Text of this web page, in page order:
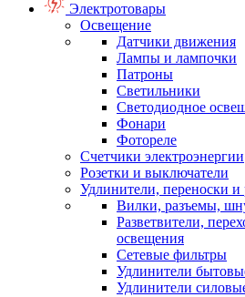
Электротовары
Освещение
Датчики движения
Лампы и лампочки
Патроны
Светильники
Светодиодное
Фонари
Фотореле
Счетчики электроэнергии
Розетки и выключатели
Удлинители, переноски и
Вилки, разъемы,
Разветвители,
освещения
Сетевые фильтры
Удлинители
Удлинители